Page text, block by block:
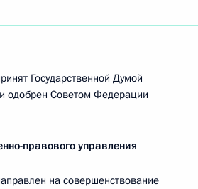
Государственной Думой
одобрен Советом Федерации
правового управления
на совершенствование